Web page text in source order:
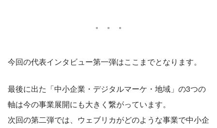
今回の代表インタビュー第一弾はここまでとなります。
最後に出た「中小企業・デジタルマーケ・地域」の3つの
軸は今の事業展開にも大きく繋がっています。
次回の第二弾では、ウェブリカがどのような事業で中小企